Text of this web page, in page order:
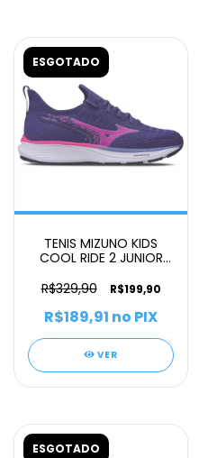
ESGOTADO
TENIS MIZUNO KIDS
COOL RIDE 2 JUNIOR
R$329,90
R$199,90
R$189,91 no PIX
VER
ESGOTADO